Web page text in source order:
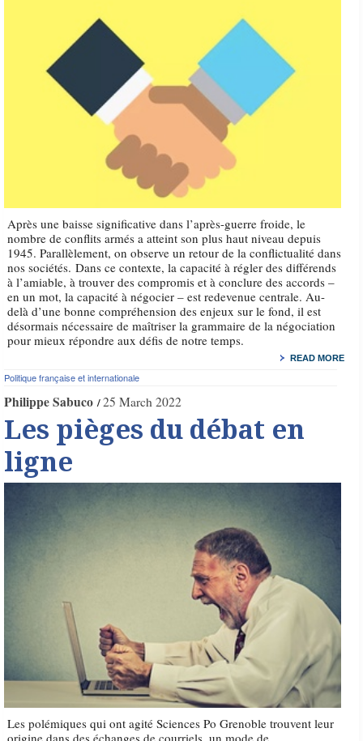
Après une baisse significative dans l’après-guerre froide, le
nombre de conflits armés a atteint son plus haut niveau depuis
1945. Parallèlement, on observe un retour de la conflictualité dans
nos sociétés. Dans ce contexte, la capacité à régler des différends
à l’amiable, à trouver des compromis et à conclure des accords –
en un mot, la capacité à négocier – est redevenue centrale. Au-
delà d’une bonne compréhension des enjeux sur le fond, il est
désormais nécessaire de maîtriser la grammaire de la négociation
pour mieux répondre aux défis de notre temps.
READ MORE
Politique française et internationale
Philippe Sabuco 25 March 2022
Les pièges du débat en
ligne
Les polémiques qui ont agité Sciences Po Grenoble trouvent leur
origine dans des échanges de courriels, un mode de